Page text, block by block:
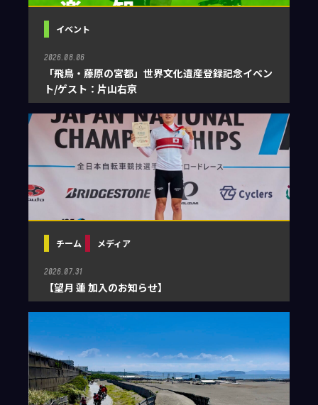
イベント
2026.08.06
「飛鳥・藤原の宮都」世界文化遺産登録記念イベン
ト/ゲスト：片山右京
チーム メディア
2026.07.31
【望月 蓮 加入のお知らせ】